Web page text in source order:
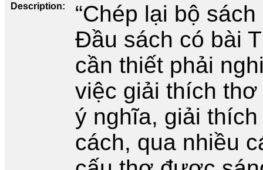
Description
“Chép lại bộ
Đầu sách có bài
cần thiết phải
việc giải thích
ý nghĩa, giải
cách, qua nhiều